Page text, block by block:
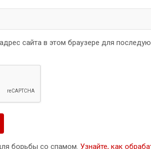
сайта в этом браузере для
борьбы со спамом. Узнайте, как